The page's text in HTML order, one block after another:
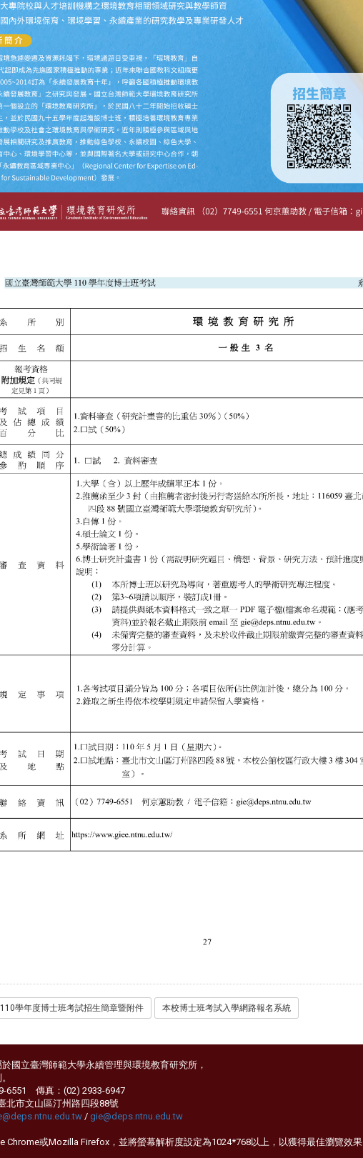
學年度博士班考試招生簡章暨附件 本校博士班考試入學網路報名系統
國立臺灣師範大學永續管理與環境教育研究所，
。
6551 傳真：(02) 2933-6947
北市文山區汀州路四段88號
/ gie@deps.ntnu.edu.tw
Chrome或Mozilla Firefox，並將螢幕解析度設定為1024*768以上，以獲得最佳瀏覽效果